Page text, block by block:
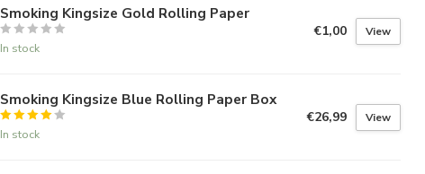
Smoking Kingsize Gold Rolling Paper
In stock
€1,00 View
Smoking Kingsize Blue Rolling Paper Box
In stock
€26,99 View